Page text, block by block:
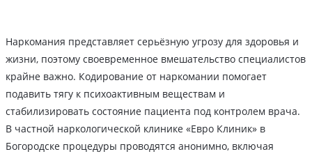
Наркомания представляет серьёзную угрозу для здоровья и
жизни, поэтому своевременное вмешательство специалистов
крайне важно. Кодирование от наркомании помогает
подавить тягу к психоактивным веществам и
стабилизировать состояние пациента под контролем врача.
В частной наркологической клинике «Евро Клиник» в
Богородске процедуры проводятся анонимно, включая